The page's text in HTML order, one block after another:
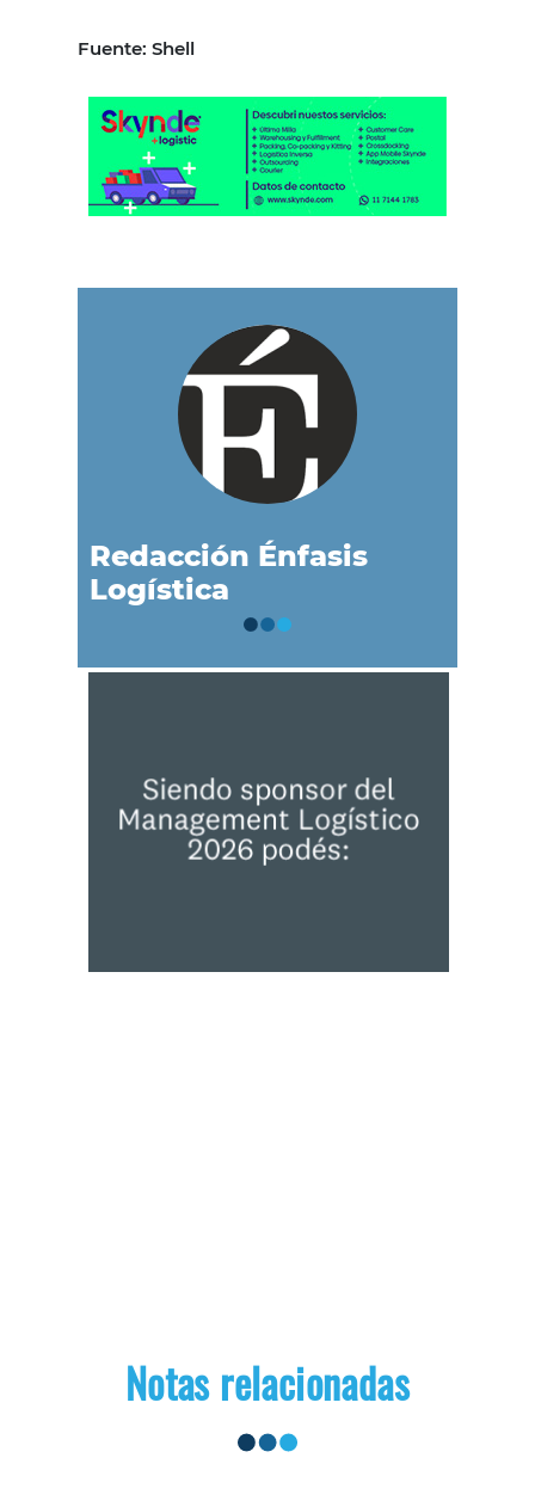
Fuente: Shell
Redacción Énfasis
Logística
Notas relacionadas